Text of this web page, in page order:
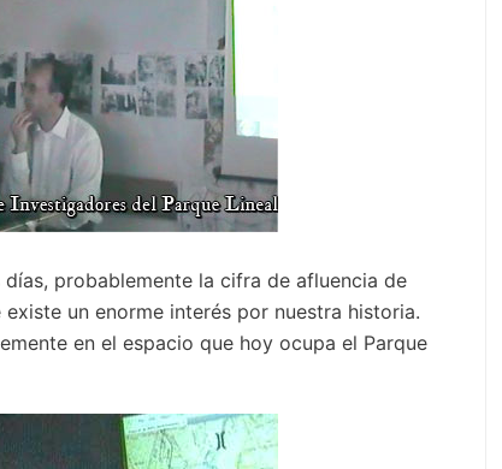
probablemente la cifra de afluencia de
un enorme interés por nuestra historia.
en el espacio que hoy ocupa el Parque